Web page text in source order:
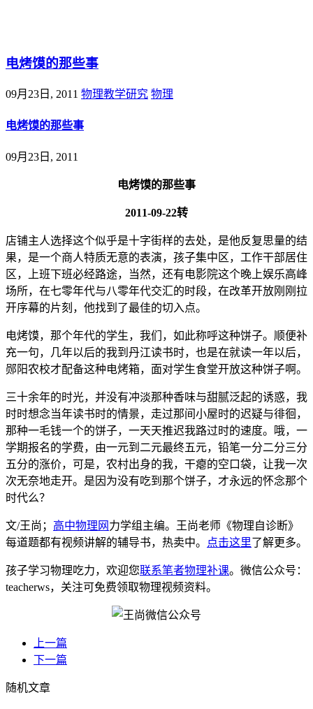
电烤馍的那些事
09月23日, 2011 物理教学研究 物理
电烤馍的那些事
09月23日, 2011
电烤馍的那些事
2011-09-22转
店铺主人选择这个似乎是十字街样的去处，是他反复思量的结
果，是一个商人特质无意的表演，孩子集中区，工作干部居住
区，上班下班必经路途，当然，还有电影院这个晚上娱乐高峰
场所，在七零年代与八零年代交汇的时段，在改革开放刚刚拉
开序幕的片刻，他找到了最佳的切入点。
电烤馍，那个年代的学生，我们，如此称呼这种饼子。顺便补
充一句，几年以后的我到丹江读书时，也是在就读一年以后，
郧阳农校才配备这种电烤箱，面对学生食堂开放这种饼子啊。
三十余年的时光，并没有冲淡那种香味与甜腻泛起的诱惑，我
时时想念当年读书时的情景，走过那间小屋时的迟疑与徘徊，
那种一毛钱一个的饼子，一天天推迟我路过时的速度。哦，一
学期报名的学费，由一元到二元最终五元，铅笔一分二分三分
五分的涨价，可是，农村出身的我，干瘪的空口袋，让我一次
次无奈地走开。是因为没有吃到那个饼子，才永远的怀念那个
时代么？
文/王尚； 高中物理网 力学组主编。王尚老师《物理自诊断》
每道题都有视频讲解的辅导书，热卖中。
点击这里了解更多。
孩子学习物理吃力，欢迎您联系笔者物理补课。微信公众号：
teacherws，关注可免费领取物理视频资料。
上一篇
下一篇
随机文章